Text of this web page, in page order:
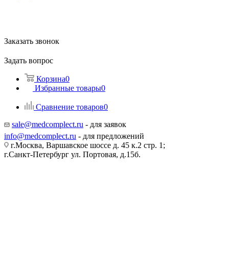
Заказать звонок
Задать вопрос
Корзина0
Избранные товары0
Сравнение товаров0
sale@medcomplect.ru - для заявок
info@medcomplect.ru - для предложений
г.Москва, Варшавское шоссе д. 45 к.2 стр. 1;
г.Санкт-Петербург ул. Портовая, д.15б.